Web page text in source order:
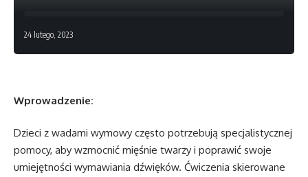
24 lutego, 2023
Wprowadzenie:
Dzieci z wadami wymowy często potrzebują specjalistycznej
pomocy, aby wzmocnić mięśnie twarzy i poprawić swoje
umiejętności wymawiania dźwięków. Ćwiczenia skierowane